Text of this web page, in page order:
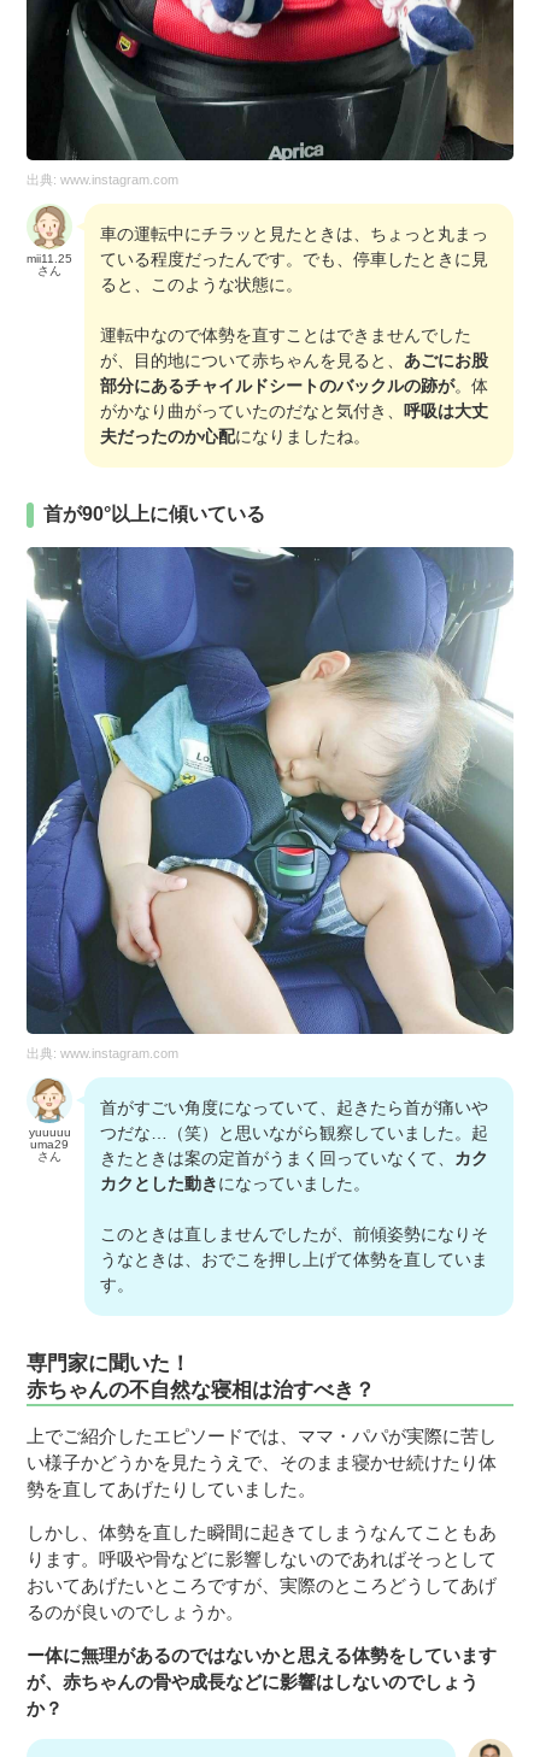
出典:www.instagram.com
mii11.25
さん
車の運転中にチラッと見たときは、ちょっと丸まっ
ている程度だったんです。でも、停車したときに見
ると、このような状態に。
運転中なので体勢を直すことはできませんでした
が、目的地について赤ちゃんを見ると、あごにお股
部分にあるチャイルドシートのバックルの跡が。体
がかなり曲がっていたのだなと気付き、呼吸は大丈
夫だったのか心配になりましたね。
首が90°以上に傾いている
出典:www.instagram.com
yuuuuu
uma29
さん
首がすごい角度になっていて、起きたら首が痛いや
つだな…（笑）と思いながら観察していました。起
きたときは案の定首がうまく回っていなくて、 カク
カクとした動きになっていました。
このときは直しませんでしたが、前傾姿勢になりそ
うなときは、おでこを押し上げて体勢を直していま
す。
専門家に聞いた！
赤ちゃんの不自然な寝相は治すべき？
上でご紹介したエピソードでは、ママ・パパが実際に苦し
い様子かどうかを見たうえで、そのまま寝かせ続けたり体
勢を直してあげたりしていました。
しかし、体勢を直した瞬間に起きてしまうなんてこともあ
ります。呼吸や骨などに影響しないのであればそっとして
おいてあげたいところですが、実際のところどうしてあげ
るのが良いのでしょうか。
ー体に無理があるのではないかと思える体勢をしています
が、赤ちゃんの骨や成長などに影響はしないのでしょう
か？